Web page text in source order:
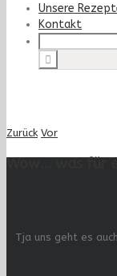
Unsere
Kontakt
Zurück Vor
Tja uns geht es